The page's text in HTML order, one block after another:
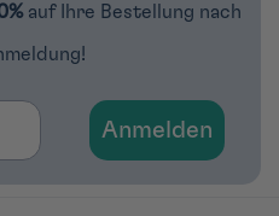
auf Ihre Bestellung nach
Anmelden